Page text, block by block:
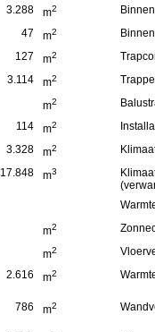
3.288 m2
47 m2
127 m2
3.114 m2
m2
114 m2
3.328 m2
17.848 m3
m2
m2
2.616 m2
786 m2